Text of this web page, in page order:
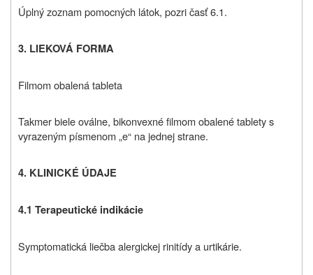
Úplný zoznam pomocných látok, pozri časť 6.1.
3. LIEKOVÁ FORMA
Filmom obalená tableta
Takmer biele oválne, bikonvexné filmom obalené tablety s
vyrazeným písmenom „e“ na jednej strane.
4. KLINICKÉ ÚDAJE
4.1 Terapeutické indikácie
Symptomatická liečba alergickej rinitídy a urtikárie.